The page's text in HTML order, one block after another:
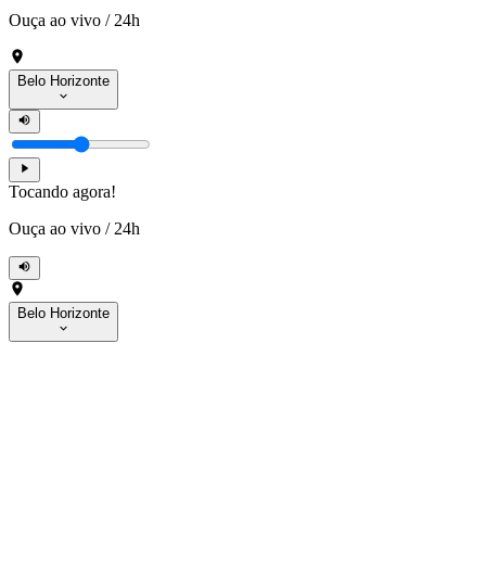
Ouça ao vivo / 24h
Belo Horizonte
Tocando agora!
Ouça ao vivo / 24h
Belo Horizonte